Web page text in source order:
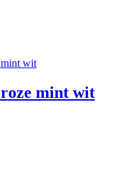
mint wit